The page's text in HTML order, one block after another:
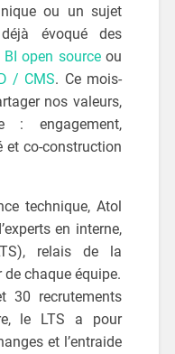
ou un sujet
évoqué des
BI open sourceou
/ CMS. Ce mois-
nos valeurs,
: engagement,
et co-construction
technique, Atol
en interne,
relais de la
chaque équipe.
30 recrutements
le LTS a pour
et l’entraide